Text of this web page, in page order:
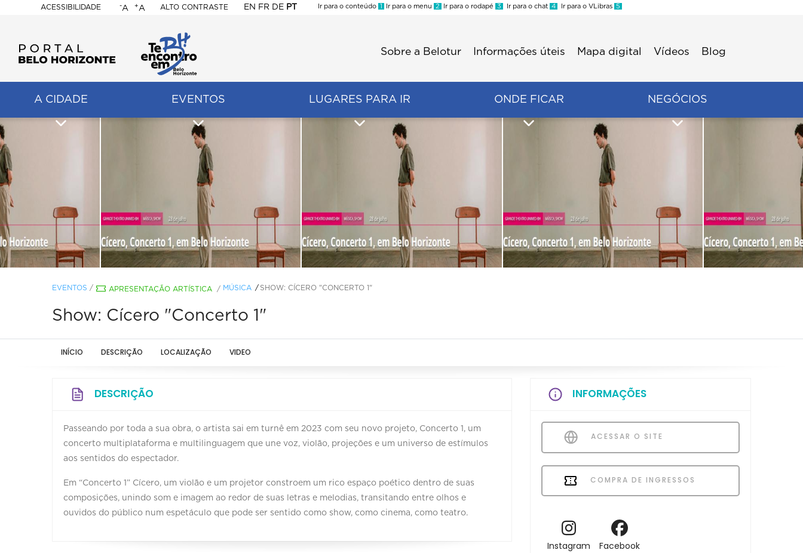
ACESSIBILIDADE
BELO
HORIZONTE
-A +A ALTO CONTRASTE EN FR DE PT
Ir para o conteúdo 1 Ir para o menu 2 Ir para o rodapé 3 Ir para o chat 4 Ir para o VLibras 5
Sobre a Belotur Informações úteis Mapa digital Vídeos Blog
A CIDADE EVENTOS LUGARES PARA IR ONDE FICAR NEGÓCIOS
EVENTOS / APRESENTAÇÃO ARTÍSTICA / MÚSICA SHOW: CÍCERO "CONCERTO 1"
Show: Cícero "Concerto 1"
INÍCIO DESCRIÇÃO LOCALIZAÇÃO VIDEO
DESCRIÇÃO
Passeando por toda a sua obra, o artista sai em turnê em 2023 com seu novo projeto, Concerto 1, um
concerto multiplataforma e multilinguagem que une voz, violão, projeções e um universo de estímulos
aos sentidos do espectador.
Em “Concerto 1” Cícero, um violão e um projetor constroem um rico espaço poético dentro de suas
composições, unindo som e imagem ao redor de suas letras e melodias, transitando entre olhos e
ouvidos do público num espetáculo que pode ser sentido como show, como cinema, como teatro.
INFORMAÇÕES
ACESSAR O SITE
COMPRA DE INGRESSOS
Instagram Facebook